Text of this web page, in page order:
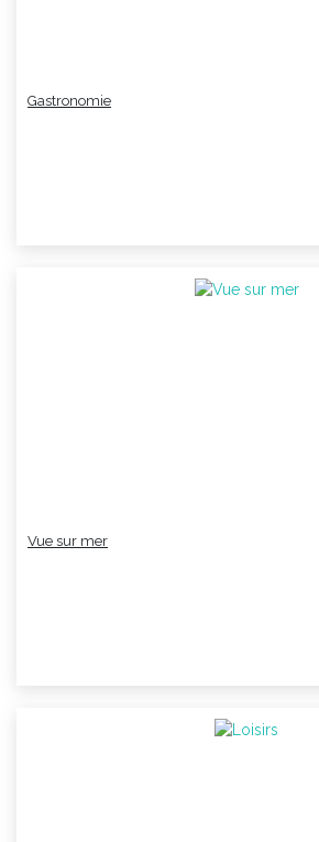
Gastronomie
Vue sur mer